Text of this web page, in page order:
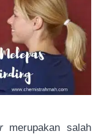
merupakan salah